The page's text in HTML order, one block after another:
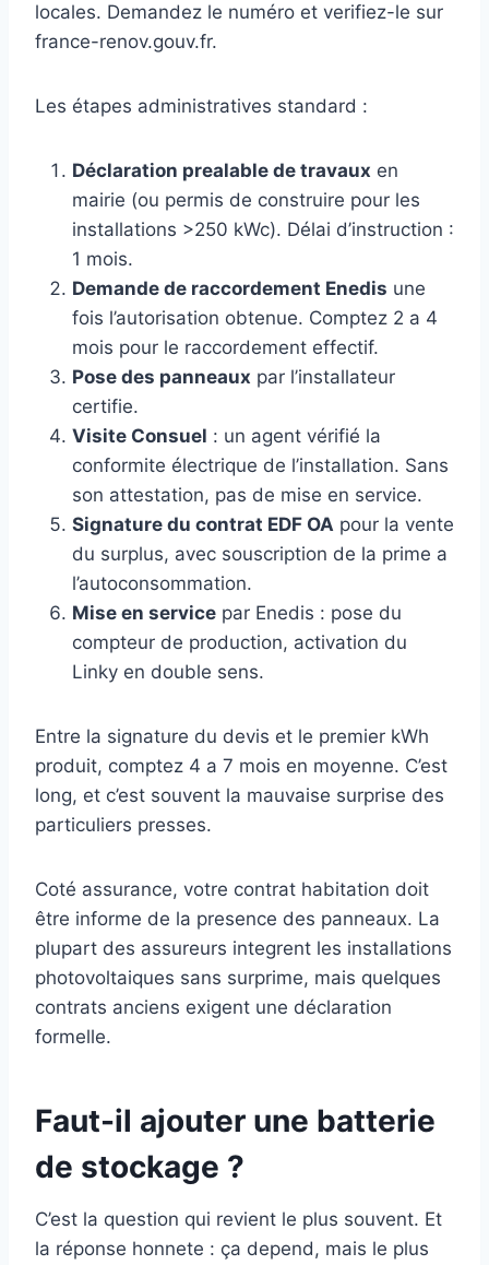
locales. Demandez le numéro et verifiez-le sur
france-renov.gouv.fr.
Les étapes administratives standard :
Déclaration prealable de travaux en
mairie (ou permis de construire pour les
installations >250 kWc). Délai d’instruction :
1 mois.
Demande de raccordement Enedis une
fois l’autorisation obtenue. Comptez 2 a 4
mois pour le raccordement effectif.
Pose des panneaux par l’installateur
certifie.
Visite Consuel : un agent vérifié la
conformite électrique de l’installation. Sans
son attestation, pas de mise en service.
Signature du contrat EDF OA pour la vente
du surplus, avec souscription de la prime a
l’autoconsommation.
Mise en service par Enedis : pose du
compteur de production, activation du
Linky en double sens.
Entre la signature du devis et le premier kWh
produit, comptez 4 a 7 mois en moyenne. C’est
long, et c’est souvent la mauvaise surprise des
particuliers presses.
Coté assurance, votre contrat habitation doit
être informe de la presence des panneaux. La
plupart des assureurs integrent les installations
photovoltaiques sans surprime, mais quelques
contrats anciens exigent une déclaration
formelle.
Faut-il ajouter une batterie
de stockage ?
C’est la question qui revient le plus souvent. Et
la réponse honnete : ça depend, mais le plus